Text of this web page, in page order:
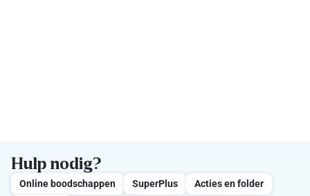
Hulp nodig?
Online boodschappen SuperPlus
Acties en folder